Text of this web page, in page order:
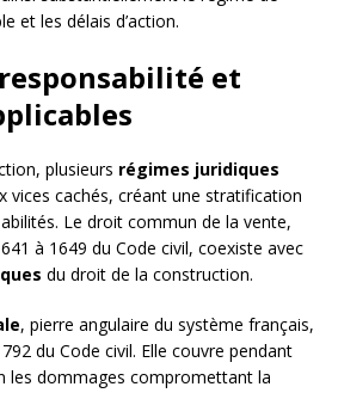
et les délais d’action.
et
plusieurs régimes juridiques
vices cachés, créant une stratification
Le droit commun de la vente,
à 1649 du Code civil, coexiste avec
du droit de la construction.
, pierre angulaire du système français,
du Code civil. Elle couvre pendant
les dommages compromettant la